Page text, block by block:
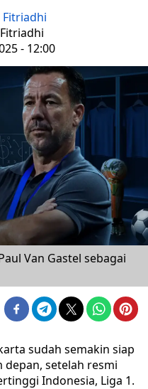
Fitriadhi
- 12:00
Van Gastel sebagai
sudah semakin siap
setelah resmi
Indonesia, Liga 1.